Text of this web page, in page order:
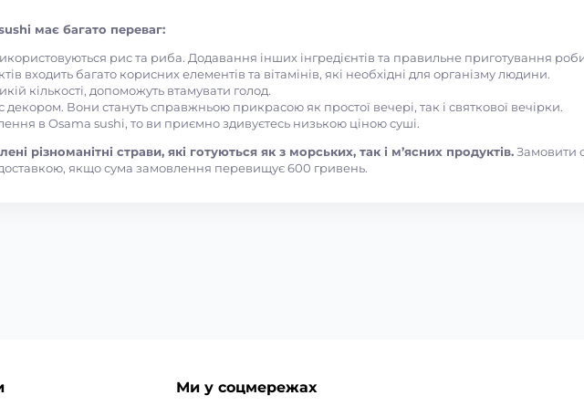
має багато переваг:
рис та риба. Додавання інших інгредієнтів та правильне приготування
входить багато корисних елементів та вітамінів, які необхідні для організму людини.
кількості, допоможуть втамувати голод.
Вони стануть справжньою прикрасою як простої вечері, так і святкової вечірки.
в Osama sushi, то ви приємно здивуєтесь низькою ціною суші.
різноманітні страви, які готуються як з морських, так і м’ясних продуктів.Замовити
якщо сума замовлення перевищує 600 гривень.
Ми у соцмережах